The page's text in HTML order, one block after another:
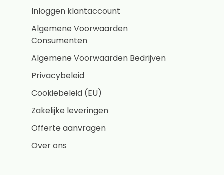
Inloggen klantaccount
Algemene Voorwaarden
Consumenten
Algemene Voorwaarden Bedrijven
Privacybeleid
Cookiebeleid (EU)
Zakelijke leveringen
Offerte aanvragen
Over ons